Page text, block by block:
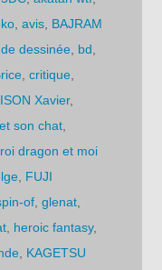
,avis BAJRAM
dessinée bd
,critique
Xavier,
son chat
dragon et moi
FUJI
of ,glenat
heroic fantasy,
KAGETSU